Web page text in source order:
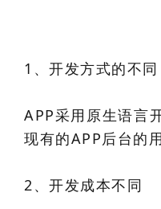
1、开发方式的不同
APP采用原生语言
现有的APP后台的
2、开发成本不同